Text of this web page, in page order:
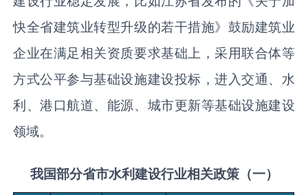
快全省建筑业转型升级的若干措施》鼓励建筑业
企业在满足相关资质要求基础上，采用联合体等
方式公平参与基础设施建设投标，进入交通、水
利、港口航道、能源、城市更新等基础设施建设
领域。
我国部分省市水利建设行业相关政策（一）